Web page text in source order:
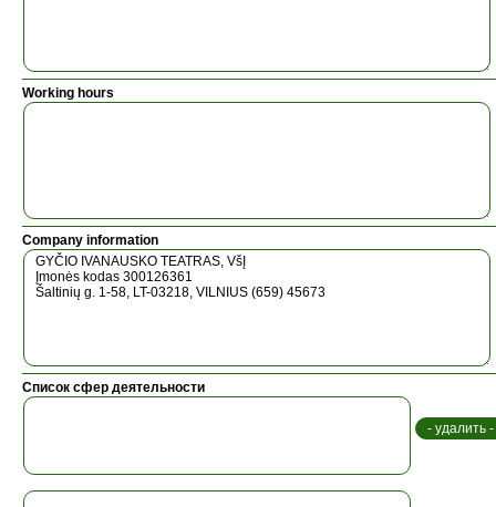
Working hours
Company information
Список сфер деятельности